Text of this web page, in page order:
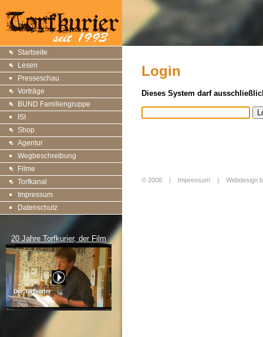
Startseite
Lesen
Presseschau
Vorträge
BUND Familiengruppe
ISI
Shop
Agentur
Wegbeschreibung
Filme
Torfkanal
Impressum
Datenschutz
20 Jahre Torfkurier, der Film
Login
Dieses System darf
© 2008 | Impressum Webdesign